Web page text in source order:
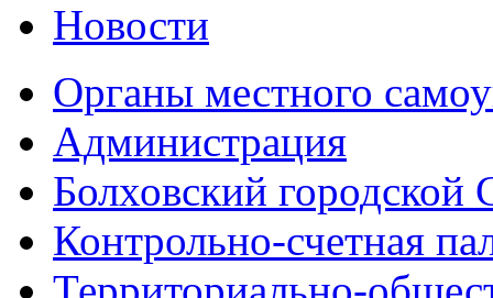
Новости
Органы местного
Администрация
Болховский городской
Контрольно-счетная